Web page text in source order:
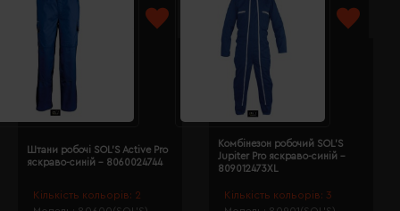
Кількість кольорів: 2
Штани робочі SOL'S Active Pro
яскраво-синій - 8060024744
Кількість кольорів: 3
Комбінезон робочий SOL'S
Jupiter Pro яскраво-синій -
809012473XL